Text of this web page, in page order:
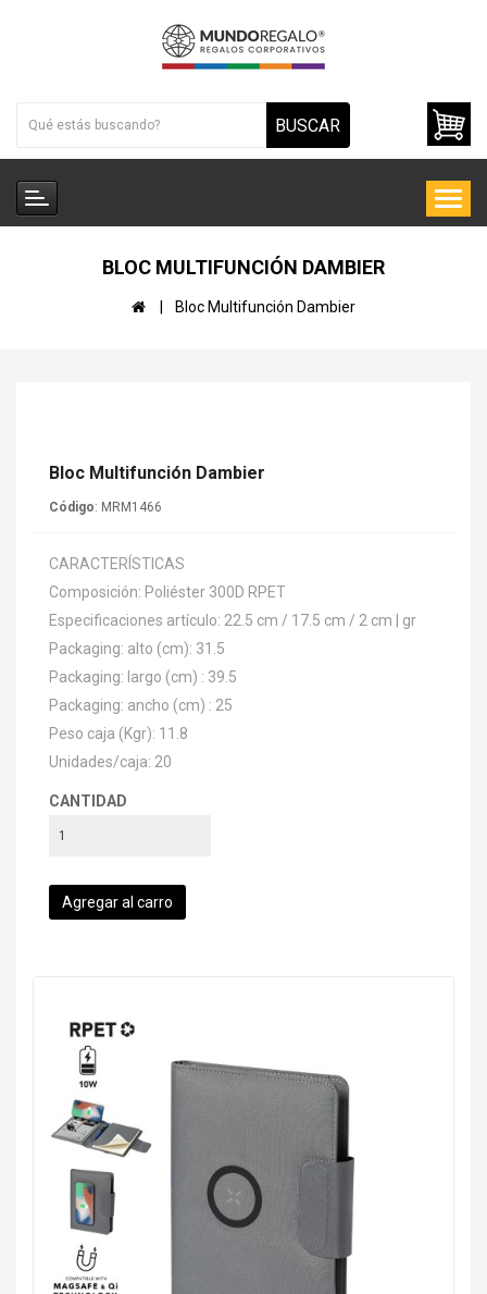
BUSCAR
BLOC MULTIFUNCIÓN DAMBIER
Bloc Multifunción Dambier
Bloc Multifunción Dambier
Código: MRM1466
CARACTERÍSTICAS
Composición: Poliéster 300D RPET
Especificaciones artículo: 22.5 cm / 17.5 cm / 2 cm | gr
Packaging: alto (cm): 31.5
Packaging: largo (cm) : 39.5
Packaging: ancho (cm) : 25
Peso caja (Kgr): 11.8
Unidades/caja: 20
CANTIDAD